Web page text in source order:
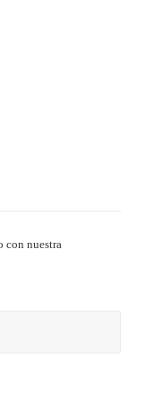
con nuestra